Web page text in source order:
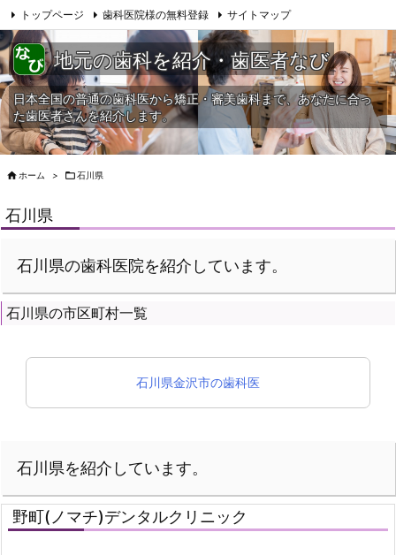
トップページ 歯科医院様の無料登録 サイトマップ
当HPへの問合せ
地元の歯科を紹介・歯医者なび
日本全国の普通の歯科医から矯正・審美歯科まで、あなたに合っ
た歯医者さんを紹介します。
 ホーム > 石川県
石川県
石川県の歯科医院を紹介しています。
石川県の市区町村一覧
石川県金沢市の歯科医
石川県を紹介しています。
野町(ノマチ)デンタルクリニック